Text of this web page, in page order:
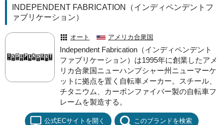
INDEPENDENT FABRICATION（インディペンデントフ
ァブリケーション）
オート アメリカ合衆国
Independent Fabrication（インディペンデント
ファブリケーション）は1995年に創業したアメ
リカ合衆国ニューハンプシャー州ニューマーケ
ットに拠点を置く自転車メーカー。スチール、
チタニウム、カーボンファイバー製の自転車フ
レームを製造する。
公式ECサイトを開く このブランドを検索